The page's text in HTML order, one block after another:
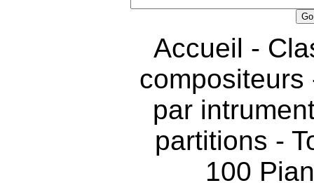
Accueil -
compositeurs
par
partitions -
100